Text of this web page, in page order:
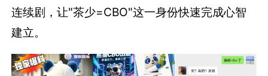
连续剧，让"茶少=CBO"这一身份快速完成心智
建立。